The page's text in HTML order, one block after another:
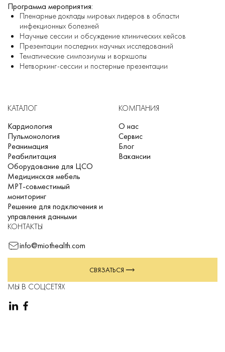
Программа мероприятия:
Пленарные доклады мировых лидеров в области
инфекционных болезней
Научные сессии и обсуждение клинических кейсов
Презентации последних научных исследований
Тематические симпозиумы и воркшопы
Нетворкинг-сессии и постерные презентации
КАТАЛОГ
Кардиология
Пульмонология
Реанимация
Реабилитация
Оборудование для ЦСО
Медицинская мебель
МРТ-совместимый
мониторинг
Решение для подключения и
управления данными
КОМПАНИЯ
О нас
Сервис
Блог
Вакансии
КОНТАКТЫ
info@miothealth.com
СВЯЗАТЬСЯ
МЫ В СОЦСЕТЯХ